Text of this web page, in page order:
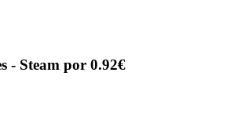
- Steam por 0.92€